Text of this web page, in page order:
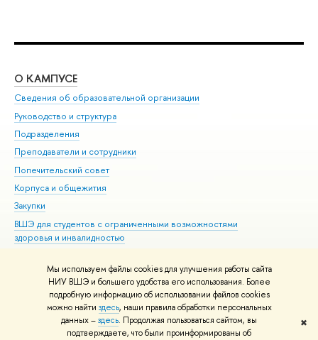
Мы используем файлы cookies для улучшения работы сайта
НИУ ВШЭ и большего удобства его использования. Более
подробную информацию об использовании файлов cookies
можно найти здесь, наши правила обработки персональных
данных –здесь. Продолжая пользоваться сайтом, вы
подтверждаете, что были проинформированы об
✖
О КАМПУСЕ
Сведения об образовательной организации
Руководство и структура
Подразделения
Преподаватели и сотрудники
Попечительский совет
Корпуса и общежития
Закупки
ВШЭ для студентов с ограниченными возможностями
здоровья и инвалидностью
Единая платежная страница